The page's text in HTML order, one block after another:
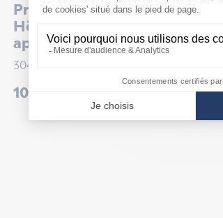
Profilé porte joint bas
Hörmann pour portes
après 1992
3041117
Prix
104,90 €